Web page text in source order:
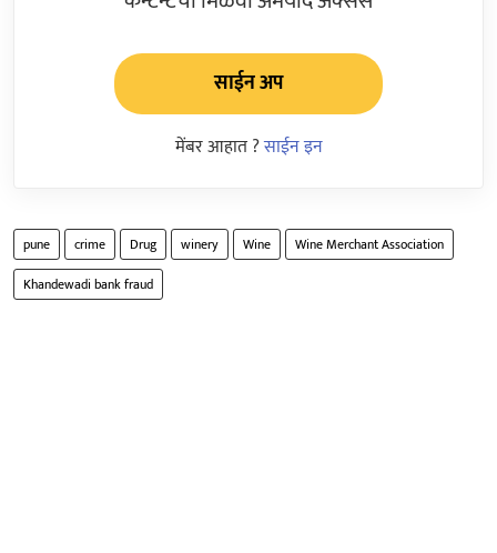
साईन अप
मेंबर आहात ?साईन इन
pune crime Drug winery Wine
Wine Merchant Association
Khandewadi bank fraud